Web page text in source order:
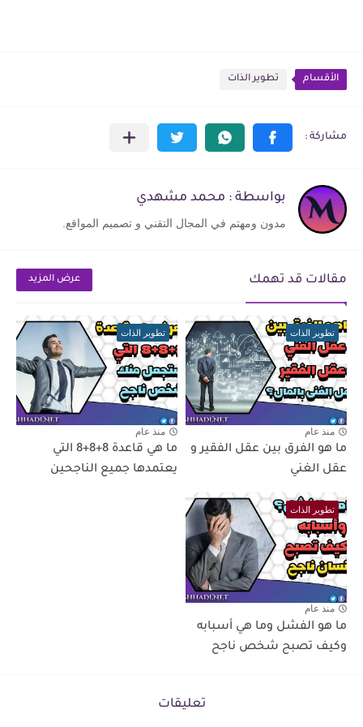
الأقسام تطوير الذات
بواسطة : محمد مشهدي
مدون ومهتم في المجال التقني و تصميم المواقع.
مقالات قد تهمك عرض المزيد
تطوير الذات
منذ عام
ما هو الفرق بين عقل الفقير و
عقل الغني
تطوير الذات
منذ عام
ما هي قاعدة 8+8+8 التي
يعتمدها جميع الناجحين
تطوير الذات
منذ عام
ما هو الفشل وما هي أسبابه
وكيف تصبح شخص ناجح
تعليقات